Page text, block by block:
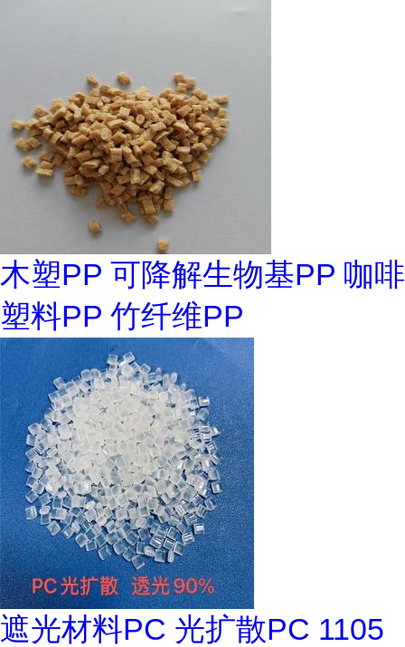
木塑PP 可降解生物基PP 咖啡
塑料PP 竹纤维PP
遮光材料PC 光扩散PC 1105